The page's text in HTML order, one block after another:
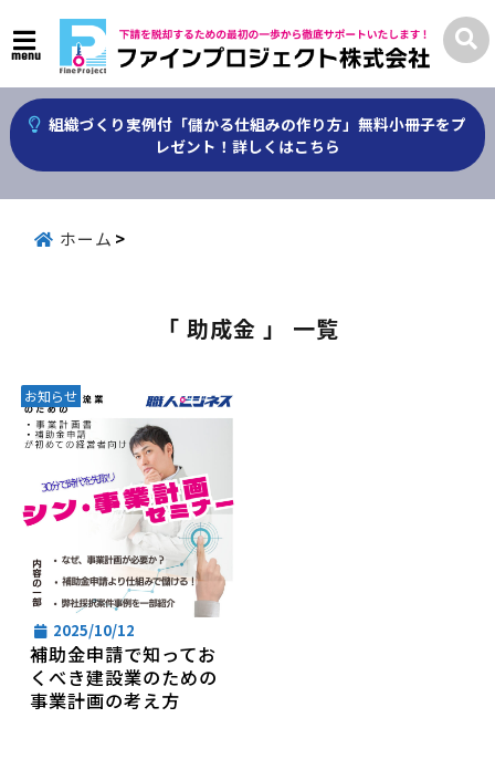
menu
組織づくり実例付「儲かる仕組みの作り方」無料小冊子をプ
レゼント！詳しくはこちら
ホーム
「 助成金 」 一覧
お知らせ
2025/10/12
補助金申請で知ってお
くべき建設業のための
事業計画の考え方